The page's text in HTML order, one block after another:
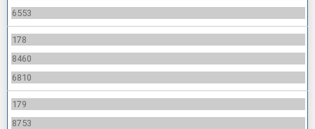
6553
178
8460
6810
179
8753